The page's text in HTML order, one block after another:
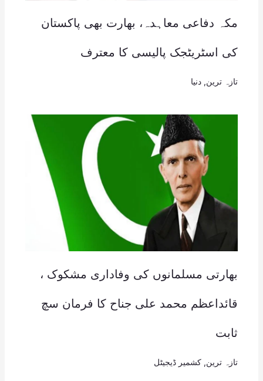
مکہ دفاعی معاہدہ، بھارت بھی پاکستان
کی اسٹریٹجک پالیسی کا معترف
تازہ ترین دنیا
بھارتی مسلمانوں کی وفاداری مشکوک ،
قائداعظم محمد علی جناح کا فرمان سچ
ثابت
تازہ ترین کشمیر ڈیجیٹل